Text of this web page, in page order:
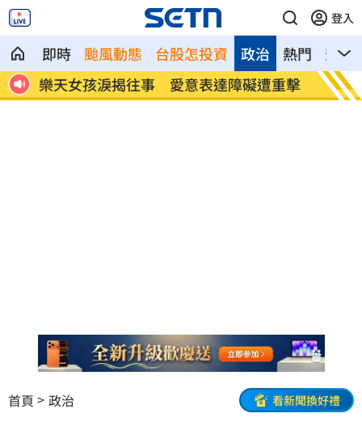
登入
即時 颱風動態 台股怎投資 熱門 影音
政治
油
樂天女孩淚揭往事 愛意表達障礙遭重擊
一張
萬
首頁 政治 看新聞換好禮